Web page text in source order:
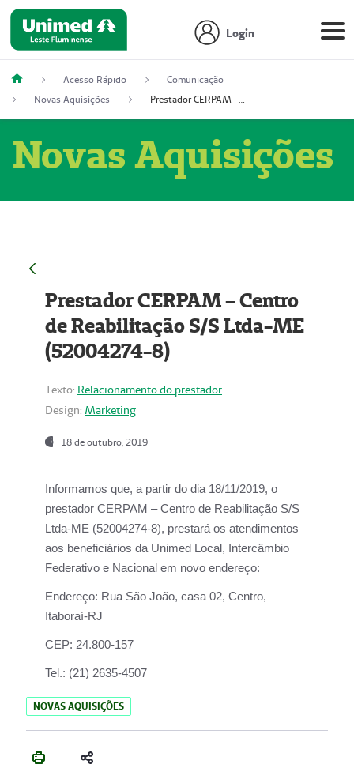
Login
Acesso Rápido
Comunicação
Novas Aquisições
Prestador CERPAM – Centro de Reabilitação S/S Ltda-ME (52004274-8)
Novas Aquisições
Prestador CERPAM – Centro
de Reabilitação S/S Ltda-ME
(52004274-8)
Texto: Relacionamento do prestador
Design: Marketing
18 de outubro, 2019
Informamos que, a partir do dia 18/11/2019, o
prestador CERPAM – Centro de Reabilitação S/S
Ltda-ME (52004274-8), prestará os atendimentos
aos beneficiários da Unimed Local, Intercâmbio
Federativo e Nacional em novo endereço:
Endereço: Rua São João, casa 02, Centro,
Itaboraí-RJ
CEP: 24.800-157
Tel.: (21) 2635-4507
NOVAS AQUISIÇÕES